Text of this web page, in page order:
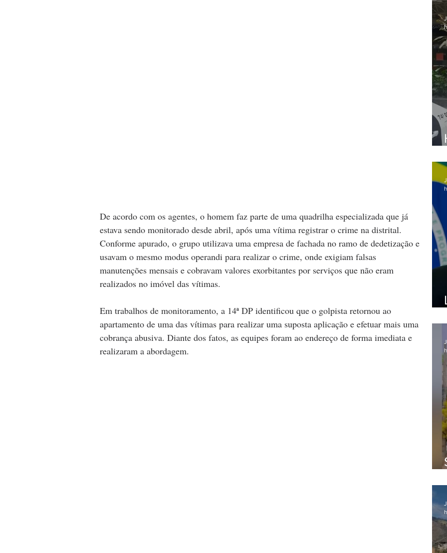
De acordo com os agentes, o homem faz parte de uma quadrilha especializada que já
estava sendo monitorado desde abril, após uma vítima registrar o crime na distrital.
Conforme apurado, o grupo utilizava uma empresa de fachada no ramo de dedetização e
usavam o mesmo modus operandi para realizar o crime, onde exigiam falsas
manutenções mensais e cobravam valores exorbitantes por serviços que não eram
realizados no imóvel das vítimas.
Em trabalhos de monitoramento, a 14ª DP identificou que o golpista retornou ao
apartamento de uma das vítimas para realizar uma suposta aplicação e efetuar mais uma
cobrança abusiva. Diante dos fatos, as equipes foram ao endereço de forma imediata e
realizaram a abordagem.